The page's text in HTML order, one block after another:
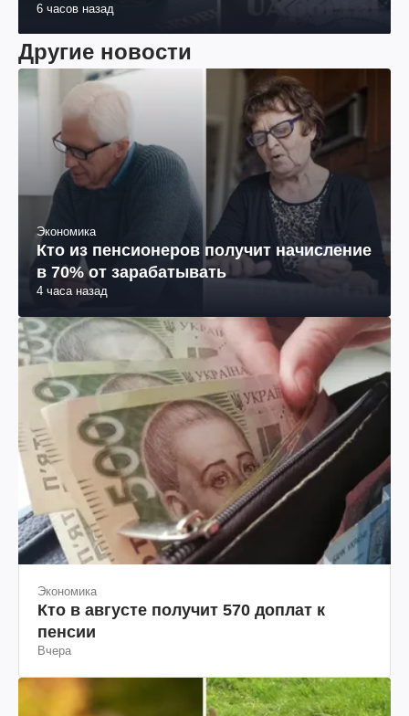
6 часов назад
Другие новости
Экономика
Кто из пенсионеров получит начисление
в 70% от зарабатывать
4 часа назад
Экономика
Кто в августе получит 570 доплат к
пенсии
Вчера